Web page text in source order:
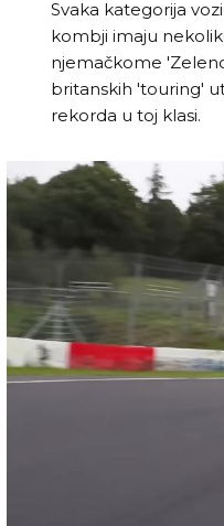
Svaka kategorija
kombji imaju
njemačkome
britanskih 'touring'
rekorda u toj klasi.